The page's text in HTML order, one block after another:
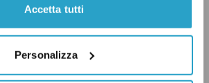
Accetta tutti
Personalizza
è stata comunque
Camera solo con i voti
5 Stelle e della Lega.
libera al suo emendamento,